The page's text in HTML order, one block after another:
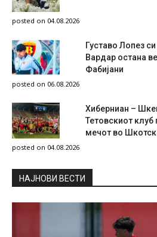
posted on 04.08.2026
Густаво Лопез
Вардар остана
Фабијани
posted on 06.08.2026
Хиберниан –
Тетовскиот клуб
мечот во
posted on 04.08.2026
НAЈНОВИ ВЕСТИ